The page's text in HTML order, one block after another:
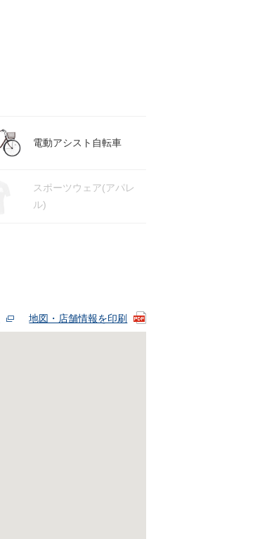
電動アシスト自転車
スポーツウェア(アパレ
ル)
地図・店舗情報を印刷